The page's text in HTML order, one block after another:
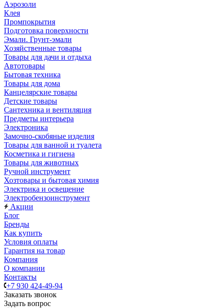
Аэрозоли
Клея
Промпокрытия
Подготовка поверхности
Эмали. Грунт-эмали
Хозяйственные товары
Товары для дачи и отдыха
Автотовары
Бытовая техника
Товары для дома
Канцелярские товары
Детские товары
Сантехника и вентиляция
Предметы интерьера
Электроника
Замочно-скобяные изделия
Товары для ванной и туалета
Косметика и гигиена
Товары для животных
Ручной инструмент
Хозтовары и бытовая химия
Электрика и освещение
Электробензоинструмент
Акции
Блог
Бренды
Как купить
Условия оплаты
Гарантия на товар
Компания
О компании
Контакты
+7 930 424-49-94
Заказать звонок
Задать вопрос